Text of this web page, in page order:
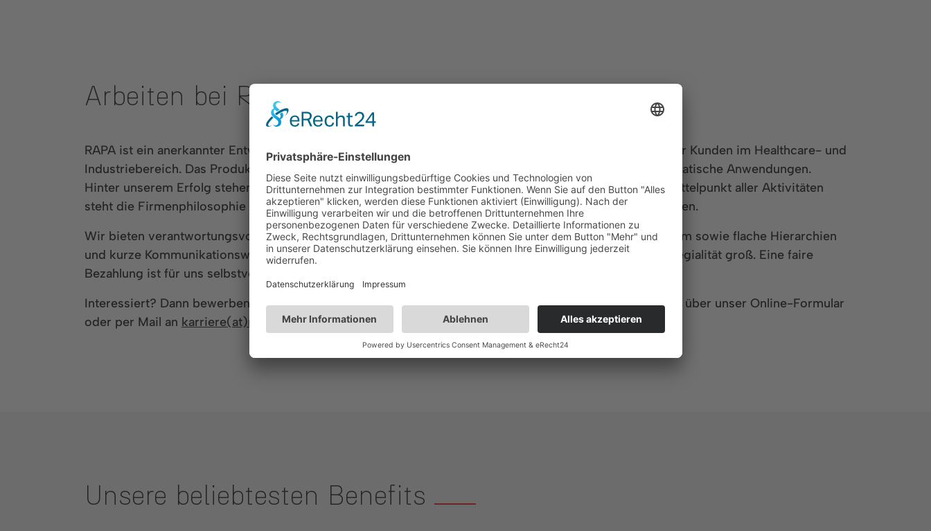
Arbeiten bei RAPA
RAPA ist ein anerkannter Entwicklungspartner und Lieferant für die Automobilindustrie, sowie zahlreicher Kunden im Healthcare- und
Industriebereich. Das Produktportfolio umfasst Ventile und Systemlösungen für hydraulische und pneumatische Anwendungen.
Hinter unserem Erfolg stehen heute weltweit fast 1000 Mitarbeiter in Deutschland, USA und China. Im Mittelpunkt aller Aktivitäten
steht die Firmenphilosophie eines mittelständischen Familienunternehmens – und das seit über 100 Jahren.
Wir bieten verantwortungsvolle und herausfordernde Aufgaben mit Gestaltungs- und Handlungsspielraum sowie flache Hierarchien
und kurze Kommunikationswege. Als familiengeführtes Unternehmen schreiben wir Teamarbeit und Kollegialität groß. Eine faire
Bezahlung ist für uns selbstverständlich.
Interessiert? Dann bewerben Sie sich bitte mit Ihren aussagekräftigen Bewerbungsunterlagen bevorzugt über unser Online-Formular
oder per Mail an karriere(at)rapa.com. Wir freuen uns auf Sie!
Unsere beliebtesten Benefits